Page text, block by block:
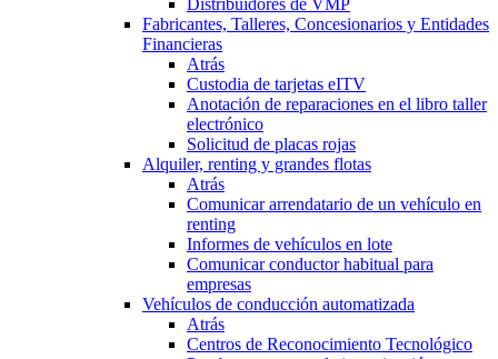
Distribuidores de VMP
Fabricantes, Talleres, Concesionarios y Entidades
Financieras
Atrás
Custodia de tarjetas eITV
Anotación de reparaciones en el libro taller
electrónico
Solicitud de placas rojas
Alquiler, renting y grandes flotas
Atrás
Comunicar arrendatario de un vehículo en
renting
Informes de vehículos en lote
Comunicar conductor habitual para
empresas
Vehículos de conducción automatizada
Atrás
Centros de Reconocimiento Tecnológico